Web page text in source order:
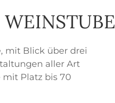
mit Blick über drei
aller Art
Platz bis 70